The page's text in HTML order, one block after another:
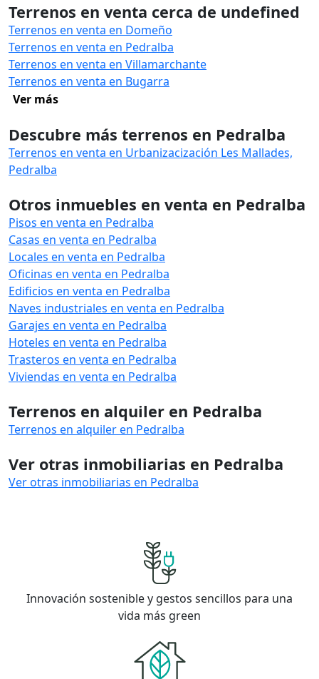
Terrenos en venta cerca de undefined
Terrenos en venta en Domeño
Terrenos en venta en Pedralba
Terrenos en venta en Villamarchante
Terrenos en venta en Bugarra
Ver más
Descubre más terrenos en Pedralba
Terrenos en venta en Urbanizacización Les Mallades,
Pedralba
Otros inmuebles en venta en Pedralba
Pisos en venta en Pedralba
Casas en venta en Pedralba
Locales en venta en Pedralba
Oficinas en venta en Pedralba
Edificios en venta en Pedralba
Naves industriales en venta en Pedralba
Garajes en venta en Pedralba
Hoteles en venta en Pedralba
Trasteros en venta en Pedralba
Viviendas en venta en Pedralba
Terrenos en alquiler en Pedralba
Terrenos en alquiler en Pedralba
Ver otras inmobiliarias en Pedralba
Ver otras inmobiliarias en Pedralba
Innovación sostenible y gestos sencillos para una
vida más green